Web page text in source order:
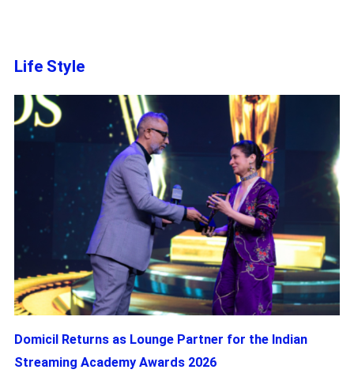
Life Style
Domicil Returns as Lounge Partner for the Indian
Streaming Academy Awards 2026